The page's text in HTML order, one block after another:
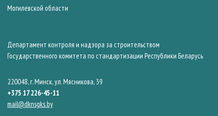
Могилевской области
Департамент контроля и надзора за строительством
Государственного комитета по стандартизации Республики Беларусь
220048, г. Минск, ул. Мясникова, 39
+375 17 226-45-11
mail@dknsgks.by